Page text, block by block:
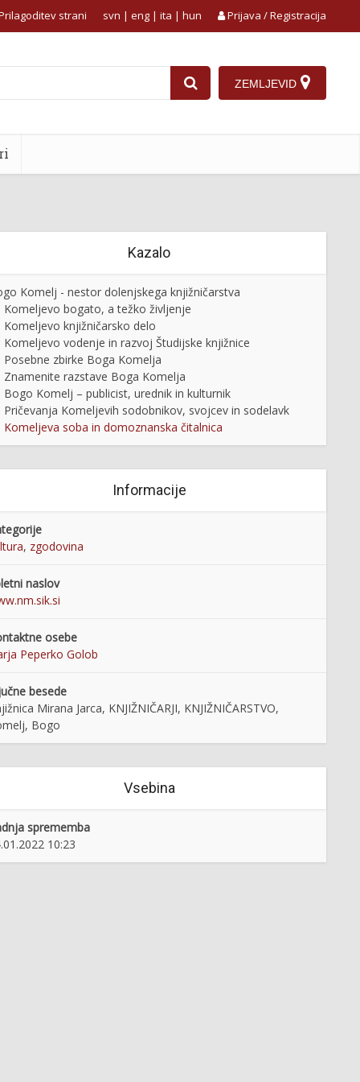
strani Prijava / Registracija
svn | eng | ita | hun
ZEMLJEVID
Kazalo
Komelj - nestor dolenjskega knjižničarstva
Komeljevo bogato, a težko življenje
Komeljevo knjižničarsko delo
Komeljevo vodenje in razvoj Študijske knjižnice
Posebne zbirke Boga Komelja
Znamenite razstave Boga Komelja
Bogo Komelj – publicist, urednik in kulturnik
Pričevanja Komeljevih sodobnikov, svojcev in sodelavk
Komeljeva soba in domoznanska čitalnica
Informacije
, zgodovina
naslov
osebe
Peperko Golob
besede
Mirana Jarca, KNJIŽNIČARJI, KNJIŽNIČARSTVO,
Bogo
Vsebina
sprememba
10:23